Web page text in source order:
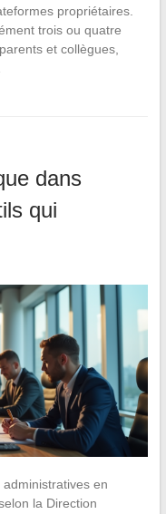
propriétaires.
trois ou quatre
et collègues,
dans
qui
en
la Direction